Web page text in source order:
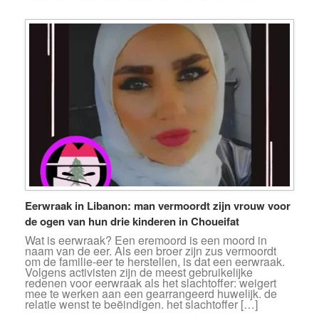
Eerwraak in Libanon: man vermoordt zijn vrouw voor
de ogen van hun drie kinderen in Choueifat
Wat is eerwraak? Een eremoord is een moord in
naam van de eer. Als een broer zijn zus vermoordt
om de familie-eer te herstellen, is dat een eerwraak.
Volgens activisten zijn de meest gebruikelijke
redenen voor eerwraak als het slachtoffer: weigert
mee te werken aan een gearrangeerd huwelijk. de
relatie wenst te beëindigen. het slachtoffer […]